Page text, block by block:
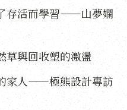
存活而學習——山夢嫻
草與回收塑的激盪
家人——極熊設計專訪